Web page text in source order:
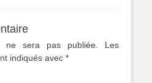
ne sera pas publiée.
Les
indiqués avec *